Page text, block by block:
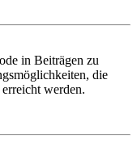
in Beiträgen zu
die
werden.